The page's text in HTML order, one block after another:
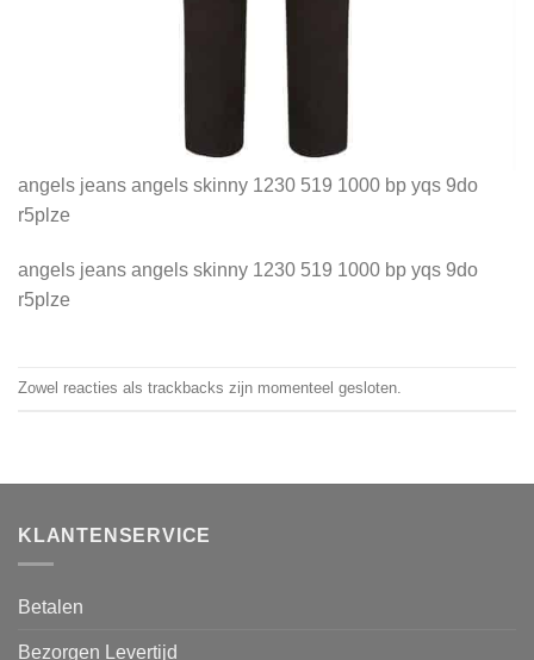
angels jeans angels skinny 1230 519 1000 bp yqs 9do
r5plze
angels jeans angels skinny 1230 519 1000 bp yqs 9do
r5plze
Zowel reacties als trackbacks zijn momenteel gesloten.
KLANTENSERVICE
Betalen
Bezorgen Levertijd